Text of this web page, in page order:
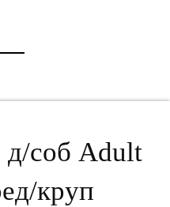
д/соб Adult
круп